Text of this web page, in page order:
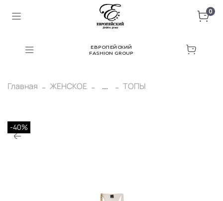
0
ЕВРОПЕЙСКИЙ
FASHION GROUP
Главная ЖЕНСКОЕ ... ТОПЫ
-40%